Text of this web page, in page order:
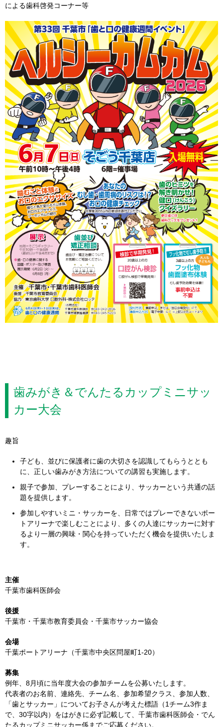
による歯科啓発コーナー等
歯みがき＆でんたるカップミニサッ
カー大会
趣旨
子ども、並びに保護者に歯の大切さを認識してもらうととも
に、正しい歯みがき方法についての講習も実施します。
親子で参加、プレーすることにより、サッカーという共通の話
題を提供します。
参加しやすいミニ・サッカーを、日常ではプレーできないポー
トアリーナで楽しむことにより、多くの人達にサッカーに対す
るより一層の興味・関心を持っていただく機会を提供いたしま
す。
主催
千葉市歯科医師会
後援
千葉市・千葉市教育委員会・千葉市サッカー協会
会場
千葉ポートアリーナ（千葉市中央区問屋町1-20）
募集
例年、8月頃に当年度大会の参加チームを公募いたします。
代表者のお名前、連絡先、チーム名、参加希望クラス、参加人数、
「歯とサッカー」についてお子さんが考えた標語（1チーム3作ま
で、30字以内）をはがきに必ず記載して、千葉市歯科医師会・でん
たるカップミニサッカー係までご応募ください。